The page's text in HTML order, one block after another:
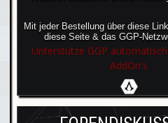
Mit jeder Bestellung über diese
diese Seite & das GGP-
Unterstütze GGP
AddOn's